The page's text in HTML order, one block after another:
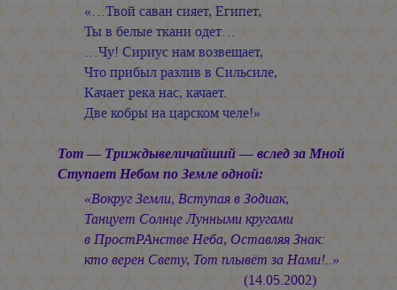
«…Твой саван сияет, Египет,
Ты в белые ткани одет…
…Чу! Сириус нам возвещает,
Что прибыл разлив в Сильсиле,
Качает река нас, качает.
Две кобры на царском челе!»
Тот — Триждывеличайший — вслед за Мной
Ступает Небом по Земле одной:
«Вокруг Земли, Вступая в Зодиак,
Танцует Солнце Лунными кругами
в ПростРАнстве Неба, Оставляя Знак:
кто верен Свету, Тот плывёт за Нами!..»
(14.05.2002)